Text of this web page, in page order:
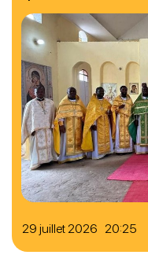
29 juillet 2026 20:25